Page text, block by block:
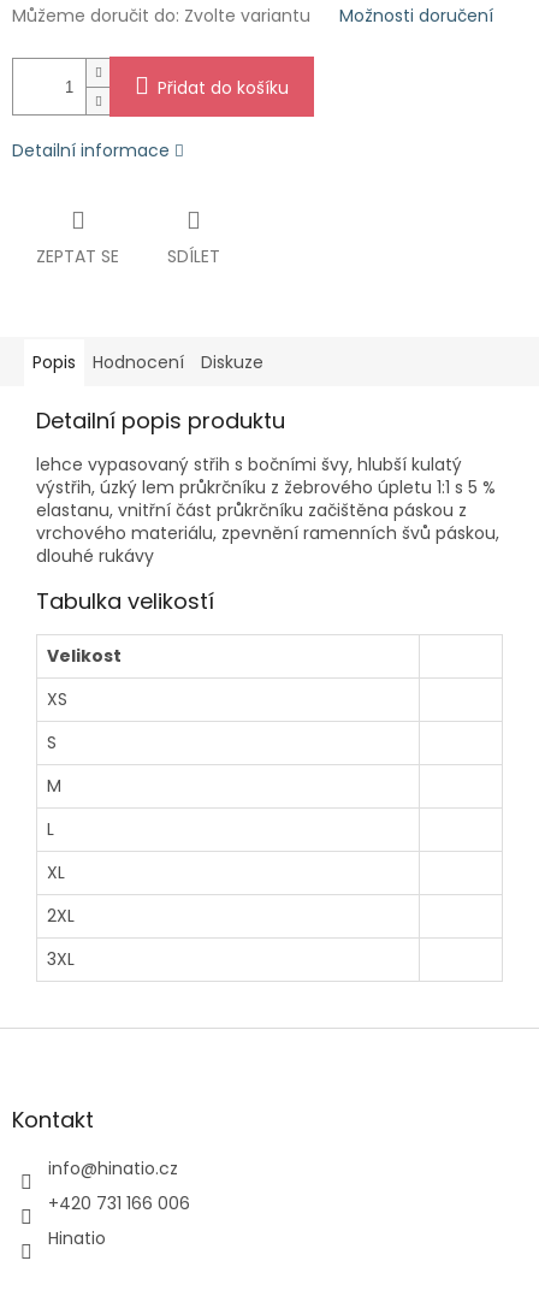
Můžeme doručit do: Zvolte variantu Možnosti doručení
Přidat do košíku
Detailní informace
ZEPTAT SE SDÍLET
Popis Hodnocení Diskuze
Detailní popis produktu
lehce vypasovaný střih s bočními švy, hlubší kulatý
výstřih, úzký lem průkrčníku z žebrového úpletu 1:1 s 5 %
elastanu, vnitřní část průkrčníku začištěna páskou z
vrchového materiálu, zpevnění ramenních švů páskou,
dlouhé rukávy
Tabulka velikostí
Velikost
XS
S
M
L
XL
2XL
3XL
Z
aKontakt
info@hinatio.cz
+420 731 166 006
Hinatio